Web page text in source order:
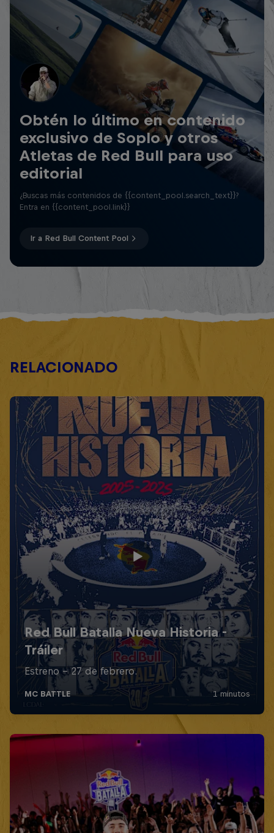
Obtén lo último en contenido
exclusivo de Soplo y otros
Atletas de Red Bull para uso
editorial
¿Buscas más contenidos de {{content_pool.search_text}}?
Entra en {{content_pool.link}}
Ir a Red Bull Content Pool
RELACIONADO